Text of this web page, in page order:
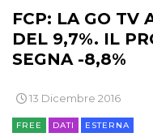
TV
FCP: LA GO TV
DEL 9,7%. IL
SEGNA -8,8%
13 Dicembre 2016
FREE DATI ESTERNA